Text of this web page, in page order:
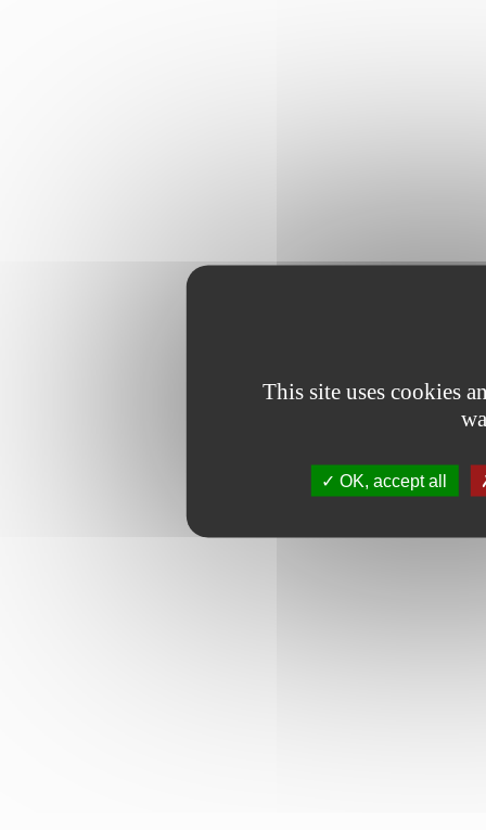
This site uses cookies
OK, accept all